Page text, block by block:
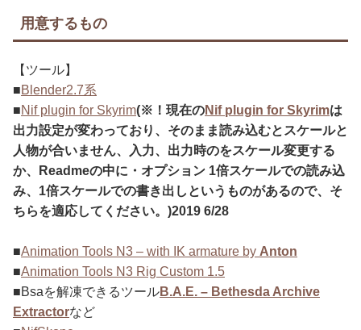
用意するもの
【ツール】
■Blender2.7系
■Nif plugin for Skyrim(※！現在のNif plugin for Skyrimは
出力設定が変わっており、そのまま読み込むとスケールと
人物が合いません、入力、出力時のをスケール変更する
か、Readmeの中に・オプション 1倍スケールでの読み込
み、1倍スケールでの書き出しというものがあるので、そ
ちらを適応してください。)2019 6/28
■Animation Tools N3 – with IK armature by Anton
■Animation Tools N3 Rig Custom 1.5
■Bsaを解凍できるツールB.A.E. – Bethesda Archive
Extractorなど